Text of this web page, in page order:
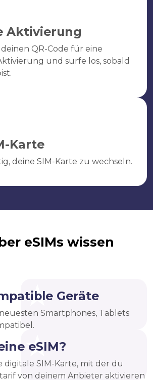
Aktivierung
QR-Code für eine
und surfe los, sobald
Karte
deine SIM-Karte zu wechseln.
eSIMs wissen
Geräte
Smartphones, Tablets
eSIM?
digitale SIM-Karte, mit der du
von deinem Anbieter aktivieren